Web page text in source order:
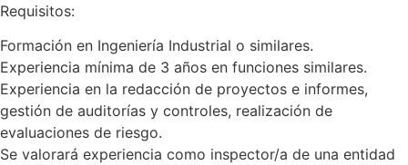
Requisitos:
Formación en Ingeniería Industrial o similares.
Experiencia mínima de 3 años en funciones similares.
Experiencia en la redacción de proyectos e informes,
gestión de auditorías y controles, realización de
evaluaciones de riesgo.
Se valorará experiencia como inspector/a de una entidad